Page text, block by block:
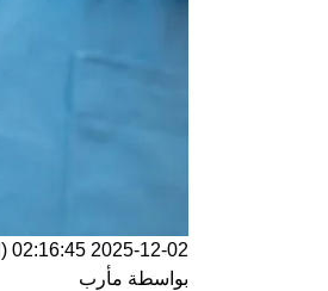
2025-12-02 02:16:45
بواسطة مأرب